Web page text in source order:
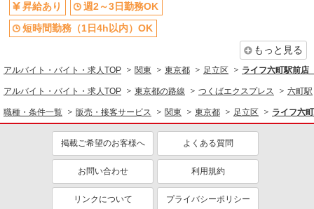
昇給あり
週2～3日勤務OK
短時間勤務（1日4h以内）OK
もっと見る
アルバイト・バイト・求人TOP 関東 東京都 足立区 ライフ六町駅前店
アルバイト・バイト・求人TOP 東京都の路線 つくばエクスプレス 六町駅
職種・条件一覧 販売・接客サービス 関東 東京都 足立区 ライフ六
掲載ご希望のお客様へ よくある質問
お問い合わせ 利用規約
リンクについて プライバシーポリシー